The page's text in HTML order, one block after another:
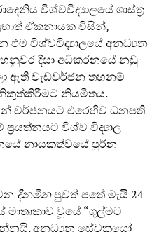
විශ්වවිද්‍යාලයේ ශාස්ත්‍ර
ඒකනායක විසින්,
එම විශ්වවිද්‍යාලයේ අනධ්‍යන
දිසා අධිකරනයේ නඩු
ඇති වැඩවර්ජන තහනම්
නියමිතය.
වර්ජනයට එරෙහිව ධනපති
විශ්ව විද්‍යාල
නායකත්වයේ පුර්න
දිනමිනපුවත් පතේ මැයි 24
මාතෘකාව වූයේ “ගුල්මට
අනධ්‍යන සේවකයෝ